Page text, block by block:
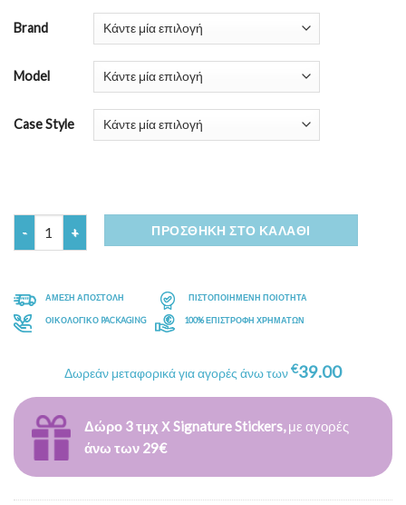
Brand
Model
Case Style
Ποσότητα ΠΡΟΣΘΉΚΗ ΣΤΟ ΚΑΛΆΘΙ
ΑΜΕΣΗ ΑΠΟΣΤΟΛΗ ΠΙΣΤΟΠΟΙΗΜΕΝΗ ΠΟΙΟΤΗΤΑ
ΟΙΚΟΛΟΓΙΚΟ PACKAGING 100% ΕΠΙΣΤΡΟΦΗ ΧΡΗΜΑΤΩΝ
Δωρεάν μεταφορικά για αγορές άνω των€39.00
Δώρο 3 τμχ Χ Signature Stickers,με αγορές
άνω των 29€